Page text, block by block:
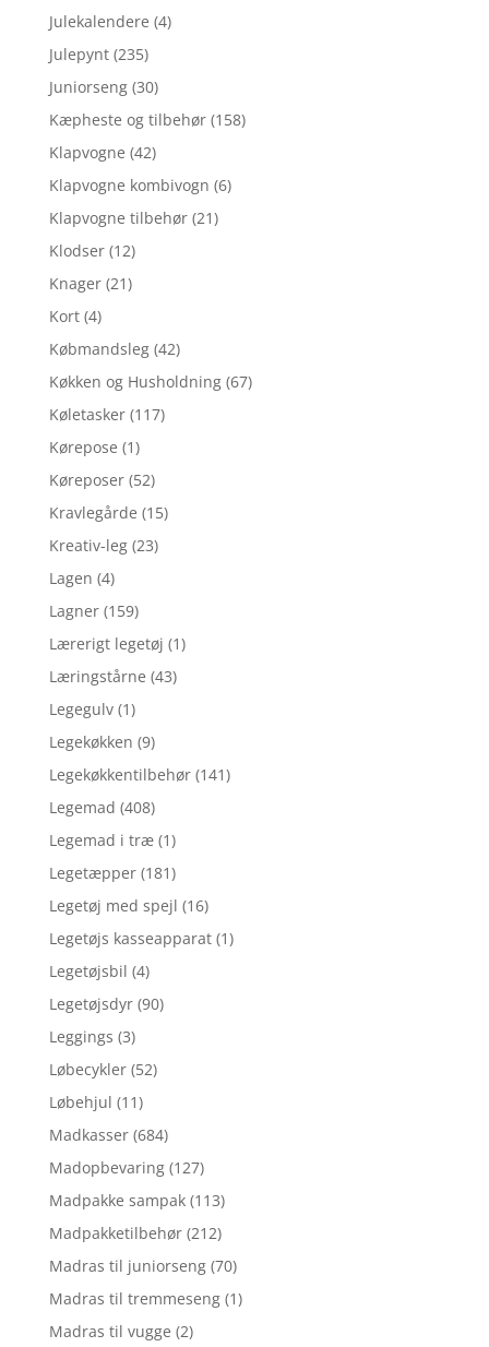
Julekalendere (4)
Julepynt (235)
Juniorseng (30)
Kæpheste og tilbehør (158)
Klapvogne (42)
Klapvogne kombivogn (6)
Klapvogne tilbehør (21)
Klodser (12)
Knager (21)
Kort (4)
Købmandsleg (42)
Køkken og Husholdning (67)
Køletasker (117)
Kørepose (1)
Køreposer (52)
Kravlegårde (15)
Kreativ-leg (23)
Lagen (4)
Lagner (159)
Lærerigt legetøj (1)
Læringstårne (43)
Legegulv (1)
Legekøkken (9)
Legekøkkentilbehør (141)
Legemad (408)
Legemad i træ (1)
Legetæpper (181)
Legetøj med spejl (16)
Legetøjs kasseapparat (1)
Legetøjsbil (4)
Legetøjsdyr (90)
Leggings (3)
Løbecykler (52)
Løbehjul (11)
Madkasser (684)
Madopbevaring (127)
Madpakke sampak (113)
Madpakketilbehør (212)
Madras til juniorseng (70)
Madras til tremmeseng (1)
Madras til vugge (2)